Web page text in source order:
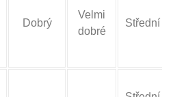
Dobrý
Velmi
dobré
Střední